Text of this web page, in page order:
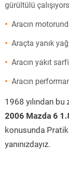
gürültülü
Aracın
Araçta yanık
Aracın yakıt
Aracın
1968 yılından
2006 Mazda 6
konusunda
yanınızdayız.